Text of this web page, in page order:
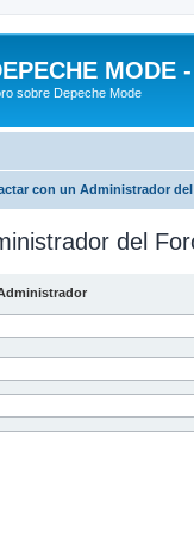
MODE
sobre Depeche Mode
con un Administrador
del